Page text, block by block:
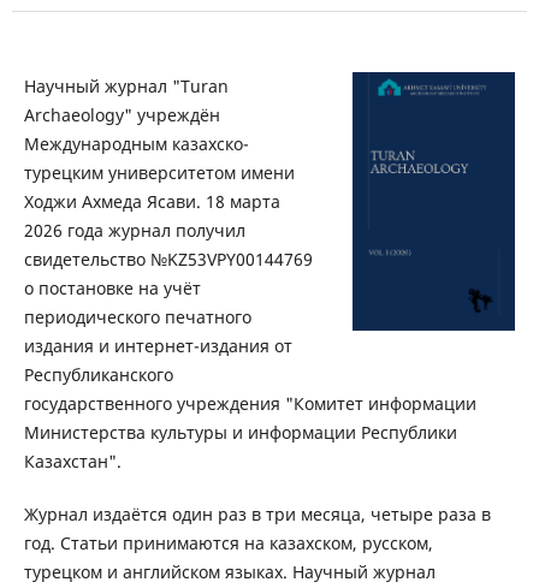
Научный журнал "Turan
Archaeology" учреждён
Международным казахско-
турецким университетом имени
Ходжи Ахмеда Ясави. 18 марта
2026 года журнал получил
свидетельство №KZ53VPY00144769
о постановке на учёт
периодического печатного
издания и интернет-издания от
Республиканского
государственного учреждения "Комитет информации
Министерства культуры и информации Республики
Казахстан".
Журнал издаётся один раз в три месяца, четыре раза в
год. Статьи принимаются на казахском, русском,
турецком и английском языках. Научный журнал